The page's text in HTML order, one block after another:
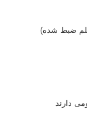
ضبط شده)
دارند